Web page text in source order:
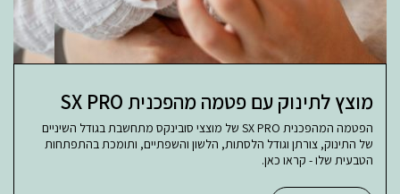
מוצץ לתינוק עם פטמה מהפכנית SX PRO
הפטמה המהפכנית SX PRO של מוצצי סובינקס מתחשבת בגודל השיניים
של התינוק, צורתן וגודל הלסתות, הלשון והשפתיים, ותומכת בהתפתחות
הטבעית שלו - קראו כאן.